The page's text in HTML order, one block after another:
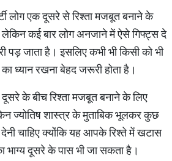
लोग एक दूसरे से रिश्ता मजबूत बनाने के
कई बार लोग अनजाने में ऐसे गिफ्ट्स दे
पड़ जाता है। इसलिए कभी भी किसी को भी
ध्यान रखना बेहद जरूरी होता है।
के बीच रिश्ता मजबूत बनाने के लिए
ज्योतिष शास्त्र के मुताबिक भूलकर कुछ
देनी चाहिए क्योंकि यह आपके रिश्ते में खटास
भाग्य दूसरे के पास भी जा सकता है।